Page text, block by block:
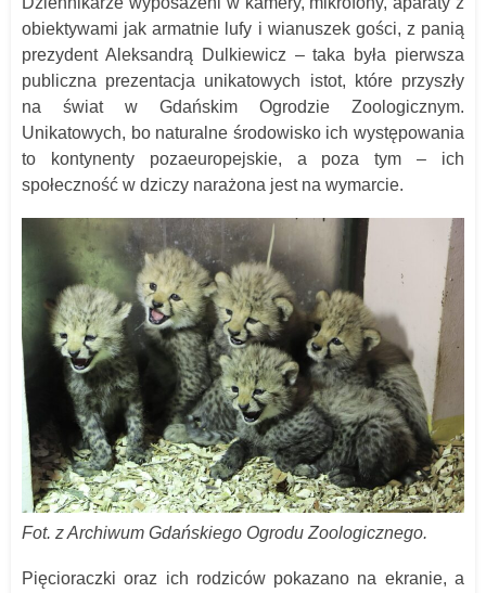
obiektywami jak armatnie lufy i wianuszek gości, z panią
prezydent Aleksandrą Dulkiewicz – taka była pierwsza
publiczna prezentacja unikatowych istot, które przyszły
na świat w Gdańskim Ogrodzie Zoologicznym.
Unikatowych, bo naturalne środowisko ich występowania
to kontynenty pozaeuropejskie, a poza tym – ich
społeczność w dziczy narażona jest na wymarcie.
Fot. z Archiwum Gdańskiego Ogrodu Zoologicznego.
Pięcioraczki oraz ich rodziców pokazano na ekranie, a